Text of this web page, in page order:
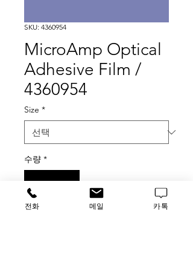
SKU: 4360954
MicroAmp Optical
Adhesive Film /
4360954
Size *
수량 *
전화 메일 카톡